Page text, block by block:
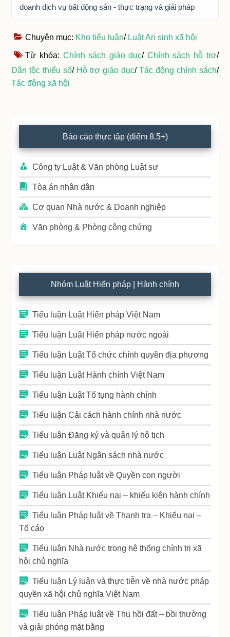
doanh dịch vụ bất động sản - thực trạng và giải pháp
Chuyên mục: Kho tiểu luận/ Luật An sinh xã hội
Từ khóa: Chính sách giáo dục/ Chính sách hỗ trợ/
Dân tộc thiểu số/ Hỗ trợ giáo dục/ Tác động chính sách/
Tác động xã hội
Primary
Sidebar
Báo cáo thực tập (điểm 8.5+)
Công ty Luật & Văn phòng Luật sư
Tòa án nhân dân
Cơ quan Nhà nước & Doanh nghiệp
Văn phòng & Phòng công chứng
Nhóm Luật Hiến pháp | Hành chính
Tiểu luận Luật Hiến pháp Việt Nam
Tiểu luận Luật Hiến pháp nước ngoài
Tiểu luận Luật Tổ chức chính quyền địa phương
Tiểu luận Luật Hành chính Việt Nam
Tiểu luận Luật Tố tụng hành chính
Tiểu luận Cải cách hành chính nhà nước
Tiểu luận Đăng ký và quản lý hộ tịch
Tiểu luận Luật Ngân sách nhà nước
Tiểu luận Pháp luật về Quyền con người
Tiểu luận Luật Khiếu nại – khiếu kiện hành chính
Tiểu luận Pháp luật về Thanh tra – Khiếu nại –
Tố cáo
Tiểu luận Nhà nước trong hệ thống chính trị xã
hội chủ nghĩa
Tiểu luận Lý luận và thực tiễn về nhà nước pháp
quyền xã hội chủ nghĩa Việt Nam
Tiểu luận Pháp luật về Thu hồi đất – bồi thường
và giải phóng mặt bằng